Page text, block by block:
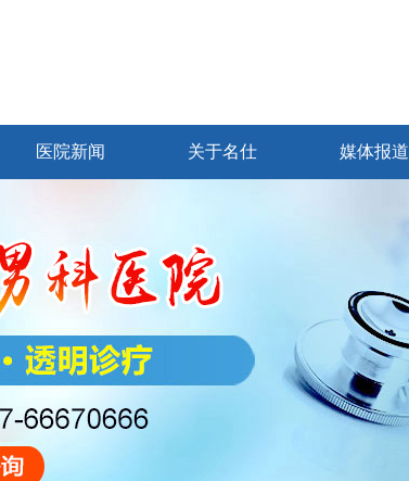
医院新闻 关于名仕 媒体报道